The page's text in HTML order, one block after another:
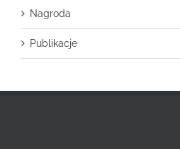
Nagroda
Publikacje